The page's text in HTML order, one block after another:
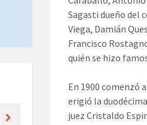
Sagasti dueño del
Viega, Damián
Francisco
quién se hizo
En 1900 comenzó
erigió la
juez Cristaldo